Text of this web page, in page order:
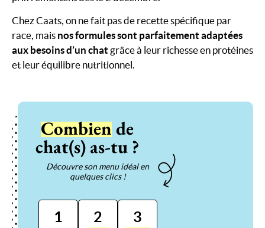
Chez Caats, on ne fait pas de recette spécifique par
race, mais nos formules sont parfaitement adaptées
aux besoins d’un chat grâce à leur richesse en protéines
et leur équilibre nutritionnel.
Combiende
chat(s) as-tu ?
Découvre son menu idéal en
quelques clics !
1 2 3